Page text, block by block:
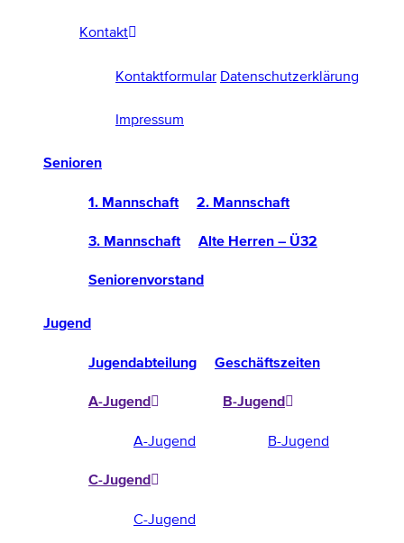
Kontakt
Kontaktformular Datenschutzerklärung
Impressum
Senioren
1. Mannschaft 2. Mannschaft
3. Mannschaft Alte Herren – Ü32
Seniorenvorstand
Jugend
Jugendabteilung Geschäftszeiten
A-Jugend
A-Jugend
B-Jugend
B-Jugend
C-Jugend
C-Jugend